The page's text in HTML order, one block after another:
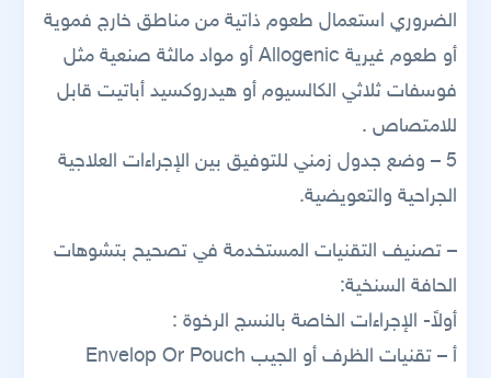
الضروري استعمال طعوم ذاتية من مناطق خارج فموية
أو طعوم غيرية Allogenic أو مواد مالثة صنعية مثل
فوسفات ثلاثي الكالسيوم أو هيدروكسيد أباتيت قابل
للامتصاص .
5 – وضع جدول زمني للتوفيق بين الإجراءات العلاجية
الجراحية والتعويضية.
– تصنيف التقنيات المستخدمة في تصحيح بتشوهات
الحافة السنخية:
أولاً- الإجراءات الخاصة بالنسج الرخوة :
أ – تقنيات الظرف أو الجيب Envelop Or Pouch